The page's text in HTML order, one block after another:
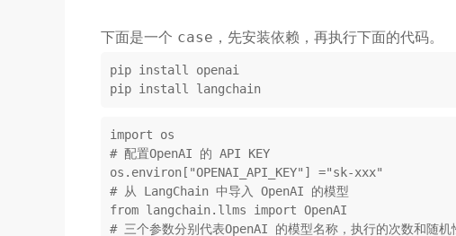
下面是一个 case ，先安装依赖，再执行下面的代码。
pip install openai
import
# 配置OpenAI 的 API KEY
os.environ[ "OPENAI_API_KEY" ] ="sk-xxx"
# 从 LangChain 中导入 OpenAI 的模型
from langchain.llms import
# 三个参数分别代表OpenAI 的模型名称，执行的次数和随机